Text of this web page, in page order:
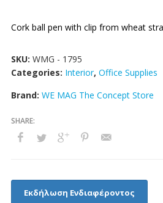
Cork ball pen with clip from wheat
SKU: WMG - 1795
Categories: Interior, Office Supplies
Brand: WE MAG The Concept Store
Εκδήλωση Ενδιαφέροντος